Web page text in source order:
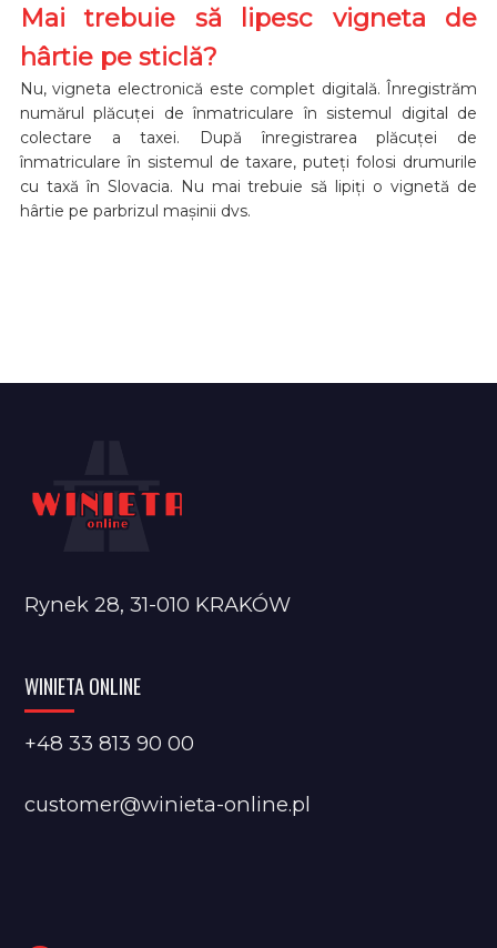
Mai trebuie să lipesc vigneta de
hârtie pe sticlă?
Nu, vigneta electronică este complet digitală. Înregistrăm
numărul plăcuței de înmatriculare în sistemul digital de
colectare a taxei. După înregistrarea plăcuței de
înmatriculare în sistemul de taxare, puteți folosi drumurile
cu taxă în Slovacia. Nu mai trebuie să lipiți o vignetă de
hârtie pe parbrizul mașinii dvs.
Rynek 28, 31-010 KRAKÓW
WINIETA ONLINE
+48 33 813 90 00
customer@winieta-online.pl